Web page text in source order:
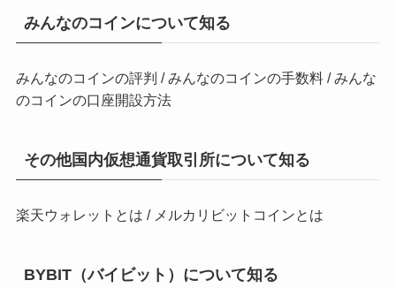
みんなのコインについて知る
みんなのコインの評判 /みんなのコインの手数料/みんな
のコインの口座開設方法
その他国内仮想通貨取引所について知る
楽天ウォレットとは / メルカリビットコインとは
BYBIT（バイビット）について知る